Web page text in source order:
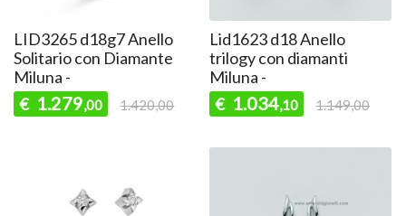
LID3265 d18g7 Anello
Solitario con Diamante
Miluna -
€ 1.279,00 1.420,00
Lid1623 d18 Anello
trilogy con diamanti
Miluna -
€ 1.034,10 1.149,00